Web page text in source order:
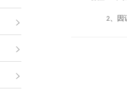
2、因证